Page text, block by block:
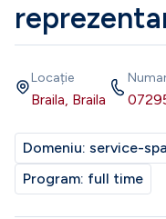
Locație
Braila, Braila
Domeniu: service-
Program: full time